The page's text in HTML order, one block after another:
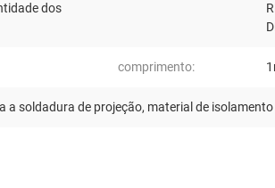
dos
comprimento:
a soldadura de projeção, material de